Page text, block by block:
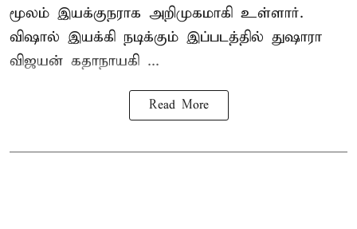
மூலம் இயக்குநராக அறிமுகமாகி உள்ளார்.
விஷால் இயக்கி நடிக்கும் இப்படத்தில் துஷாரா
விஜயன் கதாநாயகி ...
Read More